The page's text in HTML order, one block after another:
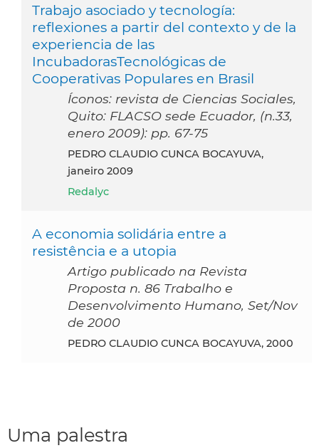
Trabajo asociado y tecnología:
reflexiones a partir del contexto y de la
experiencia de las
IncubadorasTecnológicas de
Cooperativas Populares en Brasil
Íconos: revista de Ciencias Sociales,
Quito: FLACSO sede Ecuador, (n.33,
enero 2009): pp. 67-75
PEDRO CLAUDIO CUNCA BOCAYUVA,
janeiro 2009
Redalyc
A economia solidária entre a
resistência e a utopia
Artigo publicado na Revista
Proposta n. 86 Trabalho e
Desenvolvimento Humano, Set/Nov
de 2000
PEDRO CLAUDIO CUNCA BOCAYUVA, 2000
Uma palestra